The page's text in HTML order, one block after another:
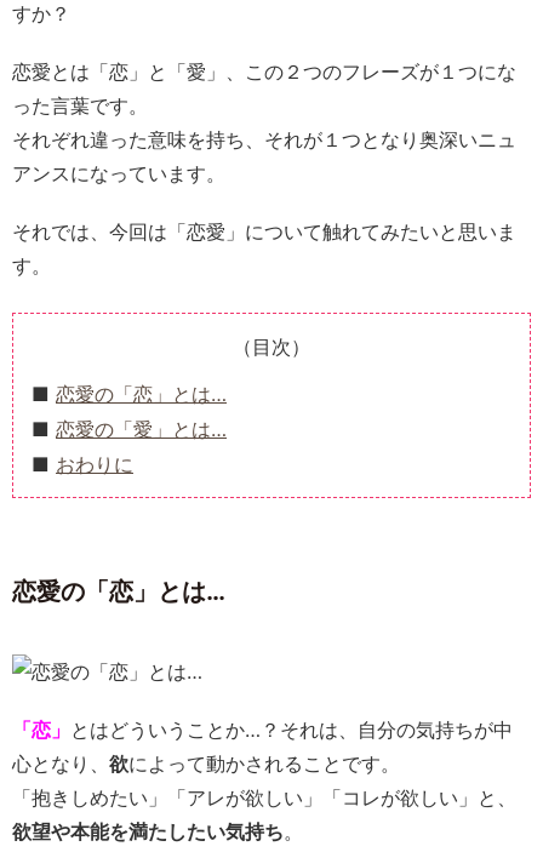
すか？
恋愛とは「恋」と「愛」、この２つのフレーズが１つにな
った言葉です。
それぞれ違った意味を持ち、それが１つとなり奥深いニュ
アンスになっています。
それでは、今回は「恋愛」について触れてみたいと思いま
す。
（目次）
恋愛の「恋」とは…
恋愛の「愛」とは…
おわりに
恋愛の「恋」とは…
「恋」 とはどういうことか…？それは、自分の気持ちが中
心となり、 欲によって動かされることです。
「抱きしめたい」「アレが欲しい」「コレが欲しい」と、
欲望や本能を満たしたい気持ち。